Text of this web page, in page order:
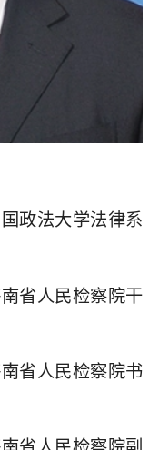
法大学法律系
人民检察院干
人民检察院书
人民检察院副